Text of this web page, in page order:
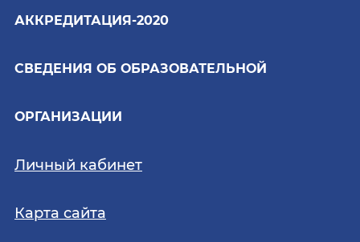
АККРЕДИТАЦИЯ-2020
СВЕДЕНИЯ ОБ ОБРАЗОВАТЕЛЬНОЙ
ОРГАНИЗАЦИИ
Личный кабинет
Карта сайта